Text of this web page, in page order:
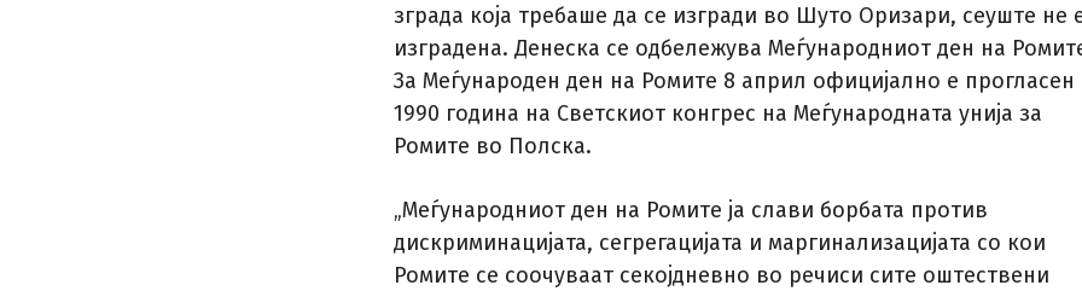
зграда која требаше да се изгради во Шуто Оризари, сеуште не
изградена. Денеска се одбележува Меѓународниот ден на
За Меѓународен ден на Ромите 8 април официјално е прогласен
1990 година на Светскиот конгрес на Меѓународната унија за
Ромите во Полска.
„Меѓународниот ден на Ромите ја слави борбата против
дискриминацијата, сегрегацијата и маргинализацијата со кои
Ромите се соочуваат секојдневно во речиси сите оштествени